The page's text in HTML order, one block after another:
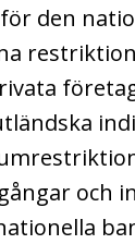
den
och